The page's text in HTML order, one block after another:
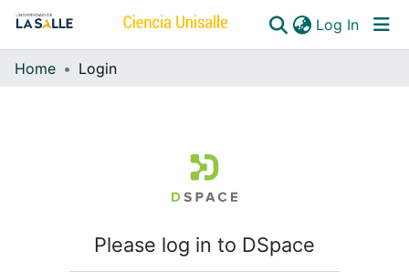
Log In
Communities & Collections
Home Login
Please log in to DSpace